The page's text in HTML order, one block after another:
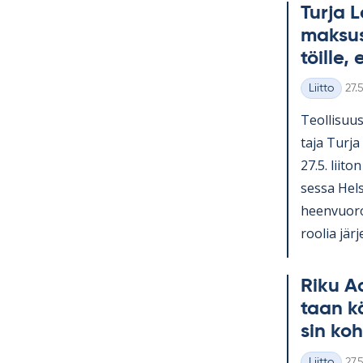
Turja
töille,
Kategoriat
Liitto
taja
27.5.
sessa
roo­lia
Riku
taan
sin